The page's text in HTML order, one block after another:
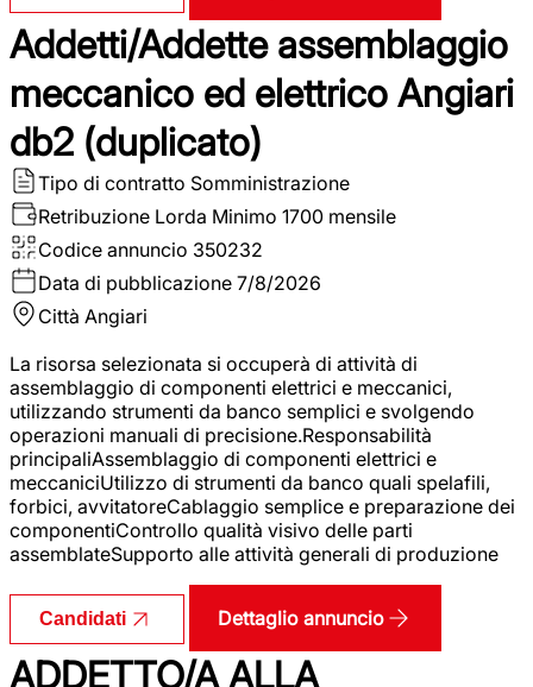
Addetti/Addette assemblaggio
meccanico ed elettrico Angiari
db2 (duplicato)
Tipo di contratto Somministrazione
Retribuzione Lorda Minimo 1700 mensile
Codice annuncio 350232
Data di pubblicazione 7/8/2026
Città Angiari
La risorsa selezionata si occuperà di attività di
assemblaggio di componenti elettrici e meccanici,
utilizzando strumenti da banco semplici e svolgendo
operazioni manuali di precisione.Responsabilità
principaliAssemblaggio di componenti elettrici e
meccaniciUtilizzo di strumenti da banco quali spelafili,
forbici, avvitatoreCablaggio semplice e preparazione dei
componentiControllo qualità visivo delle parti
assemblateSupporto alle attività generali di produzione
Candidati Dettaglio annuncio
ADDETTO/A ALLA